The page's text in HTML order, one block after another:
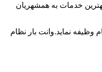
خدمات به همشهریان
نماید.وانت بار نظام